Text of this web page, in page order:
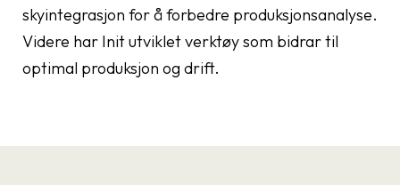
skyintegrasjon for å forbedre produksjonsanalyse.
Videre har Init utviklet verktøy som bidrar til
optimal produksjon og drift.